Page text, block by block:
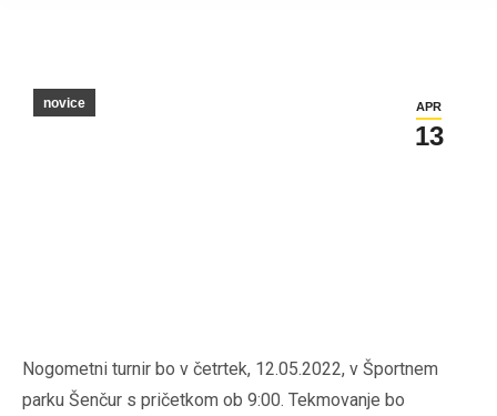
APR
13
novice
Nogometni turnir bo v četrtek, 12.05.2022, v Športnem
parku Šenčur s pričetkom ob 9:00. Tekmovanje bo